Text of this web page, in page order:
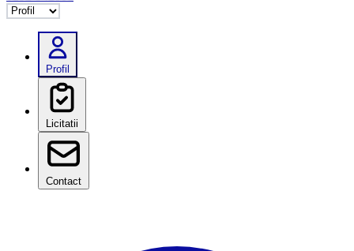
Selectează tab
Profil
Licitatii
Contact